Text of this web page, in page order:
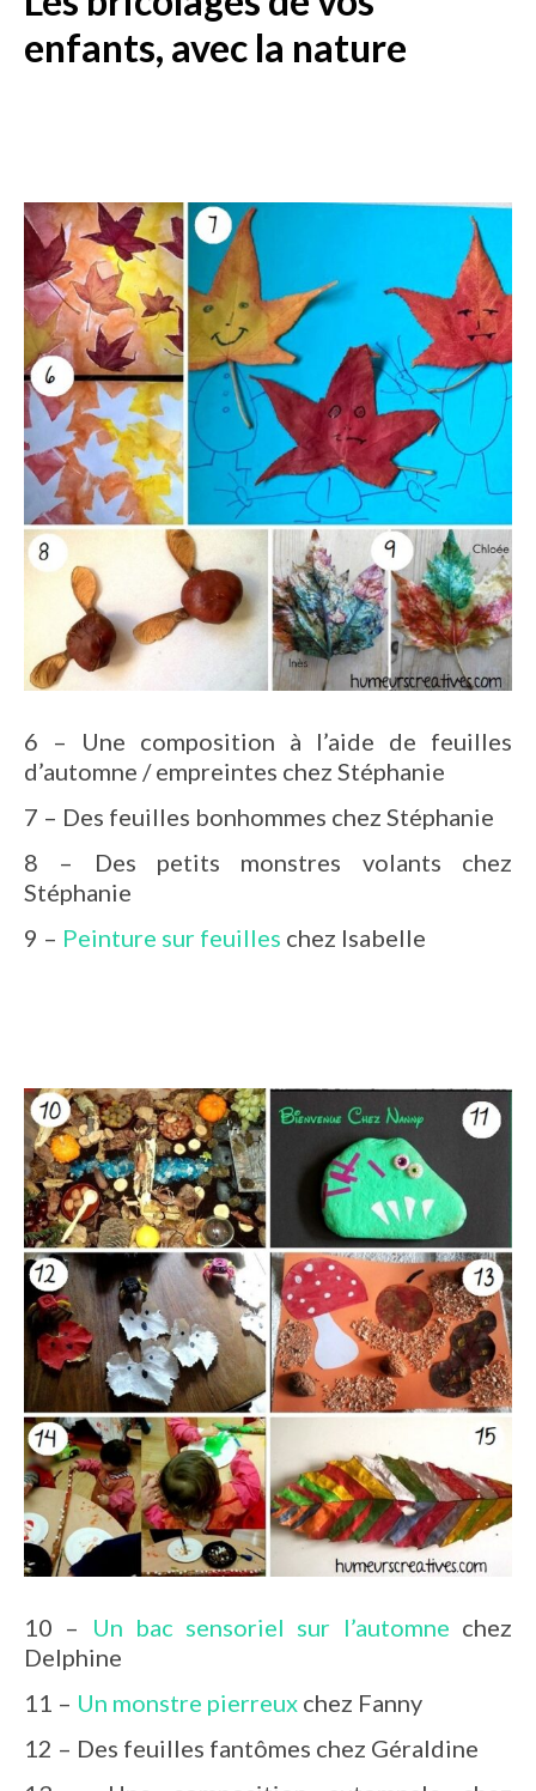
enfants, avec la nature
6 – Une composition à l’aide de feuilles
d’automne / empreintes chez Stéphanie
7 – Des feuilles bonhommes chez Stéphanie
8 – Des petits monstres volants chez
Stéphanie
9 – Peinture sur feuilles chez Isabelle
10 – Un bac sensoriel sur l’automne chez
Delphine
11 – Un monstre pierreux chez Fanny
12 – Des feuilles fantômes chez Géraldine